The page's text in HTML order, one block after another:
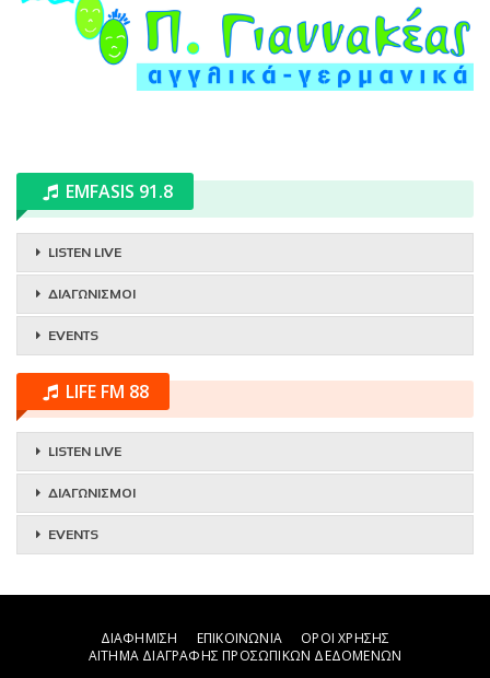
EMFASIS 91.8
LISTEN LIVE
ΔΙΑΓΩΝΙΣΜΟΙ
EVENTS
LIFE FM 88
LISTEN LIVE
ΔΙΑΓΩΝΙΣΜΟΙ
EVENTS
ΔΙΑΦΗΜΙΣΗ ΕΠΙΚΟΙΝΩΝΙΑ
ΟΡΟΙ ΧΡΗΣΗΣ
ΑΙΤΗΜΑ ΔΙΑΓΡΑΦΗΣ ΠΡΟΣΩΠΙΚΩΝ ΔΕΔΟΜΕΝΩΝ